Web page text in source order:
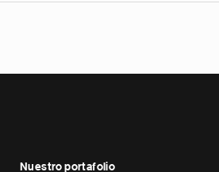
Nuestro portafolio